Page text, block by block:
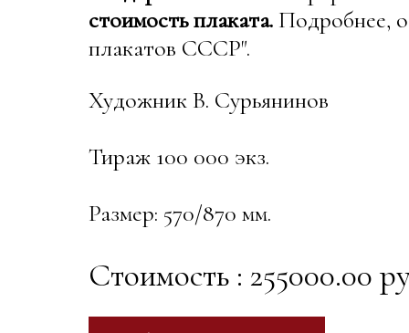
стоимость плаката. Подробнее,
плакатов СССР".
Художник В. Сурьянинов
Тираж 100 000 экз.
Размер: 570/870 мм.
Стоимость : 255000.00